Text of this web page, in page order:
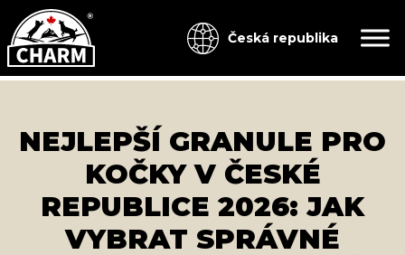
Česká republika
NEJLEPŠÍ GRANULE PRO
KOČKY V ČESKÉ
REPUBLICE 2026: JAK
VYBRAT SPRÁVNÉ